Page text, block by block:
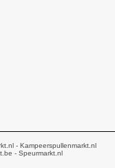
- Kampeerspullenmarkt.nl
- Speurmarkt.nl